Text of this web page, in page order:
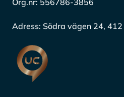
Org.nr: 556786-3856
Adress: Södra vägen 24,